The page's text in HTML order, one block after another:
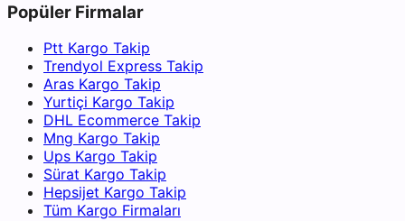
Popüler Firmalar
Ptt Kargo Takip
Trendyol Express Takip
Aras Kargo Takip
Yurtiçi Kargo Takip
DHL Ecommerce Takip
Mng Kargo Takip
Ups Kargo Takip
Sürat Kargo Takip
Hepsijet Kargo Takip
Tüm Kargo Firmaları